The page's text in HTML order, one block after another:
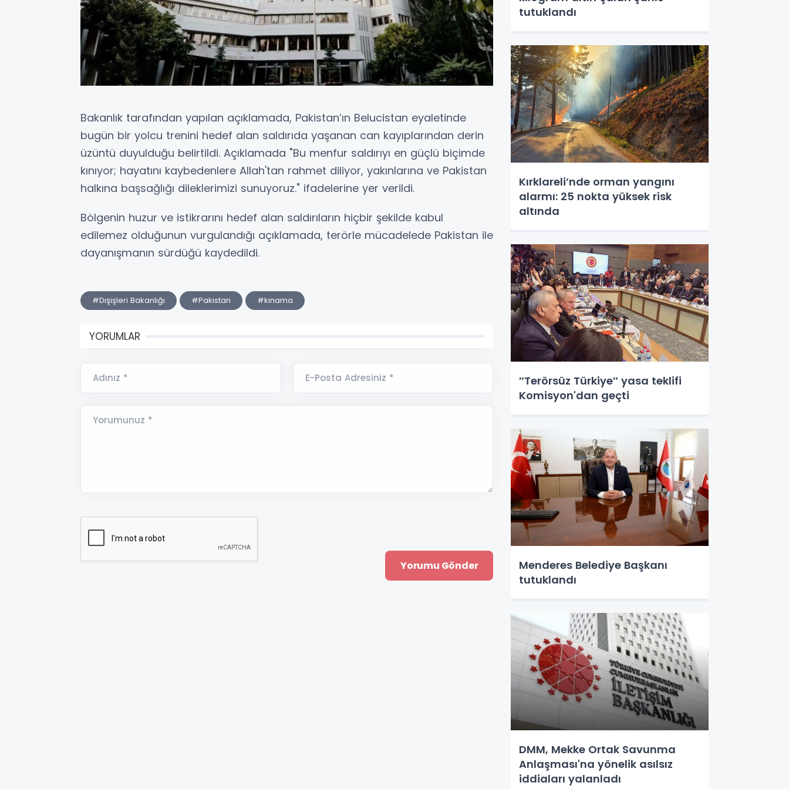
Bakanlık tarafından yapılan açıklamada, Pakistan’ın Belucistan eyaletinde
bugün bir yolcu trenini hedef alan saldırıda yaşanan can kayıplarından derin
üzüntü duyulduğu belirtildi. Açıklamada "Bu menfur saldırıyı en güçlü biçimde
kınıyor; hayatını kaybedenlere Allah'tan rahmet diliyor, yakınlarına ve Pakistan
halkına başsağlığı dileklerimizi sunuyoruz." ifadelerine yer verildi.
Bölgenin huzur ve istikrarını hedef alan saldırıların hiçbir şekilde kabul
edilemez olduğunun vurgulandığı açıklamada, terörle mücadelede Pakistan ile
dayanışmanın sürdüğü kaydedildi.
#Dışişleri Bakanlığı #Pakistan #kınama
YORUMLAR
Adınız * E-Posta Adresiniz *
Yorumunuz *
tutuklandı
Kırklareli’nde orman yangını
alarmı: 25 nokta yüksek risk
altında
″Terörsüz Türkiye″ yasa teklifi
Komisyon'dan geçti
Menderes Belediye Başkanı
tutuklandı
DMM, Mekke Ortak Savunma
Anlaşması'na yönelik asılsız
iddiaları yalanladı